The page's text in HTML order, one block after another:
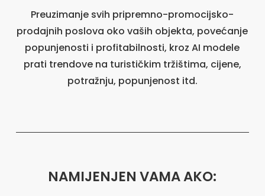
Preuzimanje svih pripremno-promocijsko-
prodajnih poslova oko vaših objekta, povećanje
popunjenosti i profitabilnosti, kroz AI modele
prati trendove na turističkim tržištima, cijene,
potražnju, popunjenost itd.
NAMIJENJEN VAMA AKO: